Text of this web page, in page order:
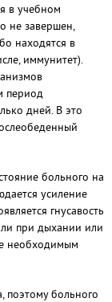
в учебном
не завершен,
находятся в
иммунитет).
период
дней. В это
больного на
усиление
гнусавость
при дыхании или
необходимым
поэтому больного